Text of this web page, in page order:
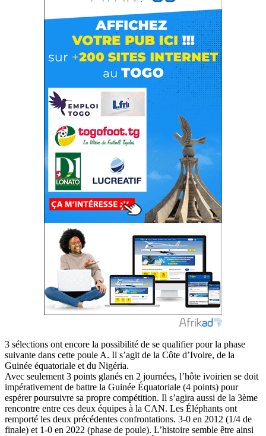
3 sélections ont encore la possibilité de se qualifier pour la phase
suivante dans cette poule A. Il s’agit de la Côte d’Ivoire, de la
Guinée équatoriale et du Nigéria.
Avec seulement 3 points glanés en 2 journées, l’hôte ivoirien se doit
impérativement de battre la Guinée Équatoriale (4 points) pour
espérer poursuivre sa propre compétition. Il s’agira aussi de la 3ème
rencontre entre ces deux équipes à la CAN. Les Éléphants ont
remporté les deux précédentes confrontations. 3-0 en 2012 (1/4 de
finale) et 1-0 en 2022 (phase de poule). L’histoire semble être ainsi